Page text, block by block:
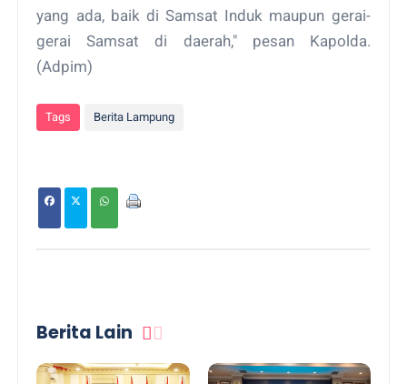
yang ada, baik di Samsat Induk maupun gerai-
gerai Samsat di daerah," pesan Kapolda.
(Adpim)
Tags Berita Lampung
Berita Lain